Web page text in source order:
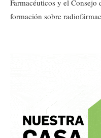
Farmacéuticos y el
formación sobre